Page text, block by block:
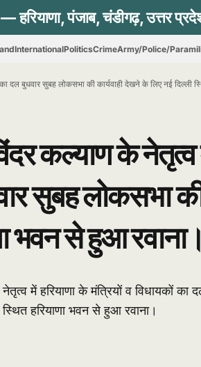
InternationalPoliticsCrimeArmy/Police/
दल बुधवार सुबह लोकसभा की कार्यवाही देखने के लिए नई दिल्ली
कल्याण के
सुबह लोकसभा
भवन से हुआ रवाना।
में हरियाणा के मंत्रियों व विधायकों का
हरियाणा भवन से हुआ रवाना।